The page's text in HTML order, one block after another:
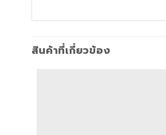
สินค้าที่เกี่ยวข้อง